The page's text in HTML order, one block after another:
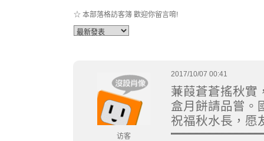
☆ 本部落格訪客簿 歡迎你留言唷!
访客
2017/10/07 00:41
蒹葭蒼蒼搖秋實
盒月餅請品嘗。
祝福秋水長，愿